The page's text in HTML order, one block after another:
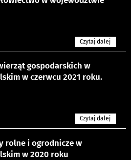
Czytaj dalej
gospodarskich w
w czerwcu 2021 roku.
Czytaj dalej
rolne i ogrodnicze w
w 2020 roku